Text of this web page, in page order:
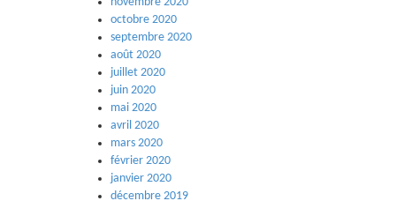
octobre 2020
septembre 2020
août 2020
juillet 2020
juin 2020
mai 2020
avril 2020
mars 2020
février 2020
janvier 2020
décembre 2019